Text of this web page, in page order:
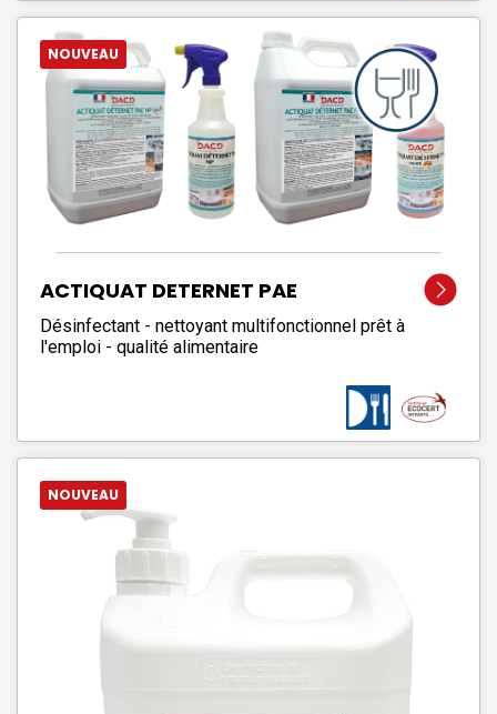
NOUVEAU
ACTIQUAT DETERNET PAE
Désinfectant - nettoyant multifonctionnel prêt à
l'emploi - qualité alimentaire
NOUVEAU